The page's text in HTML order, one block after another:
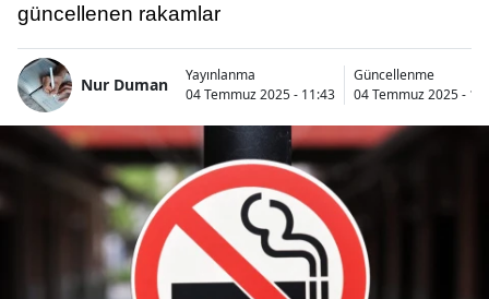
güncellenen rakamlar
Nur Duman
Yayınlanma
04 Temmuz 2025 - 11:43
Güncellenme
04 Temmuz 2025 -